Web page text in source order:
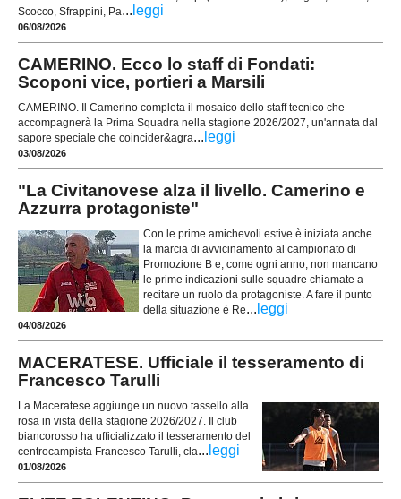
Scocco, Sfrappini, Pa... leggi
06/08/2026
CAMERINO. Ecco lo staff di Fondati:
Scoponi vice, portieri a Marsili
CAMERINO. Il Camerino completa il mosaico dello staff tecnico che
accompagnerà la Prima Squadra nella stagione 2026/2027, un'annata dal
sapore speciale che coincider&agra... leggi
03/08/2026
"La Civitanovese alza il livello. Camerino e
Azzurra protagoniste"
Con le prime amichevoli estive è iniziata anche
la marcia di avvicinamento al campionato di
Promozione B e, come ogni anno, non mancano
le prime indicazioni sulle squadre chiamate a
recitare un ruolo da protagoniste. A fare il punto
della situazione è Re... leggi
04/08/2026
MACERATESE. Ufficiale il tesseramento di
Francesco Tarulli
La Maceratese aggiunge un nuovo tassello alla
rosa in vista della stagione 2026/2027. Il club
biancorosso ha ufficializzato il tesseramento del
centrocampista Francesco Tarulli, cla... leggi
01/08/2026